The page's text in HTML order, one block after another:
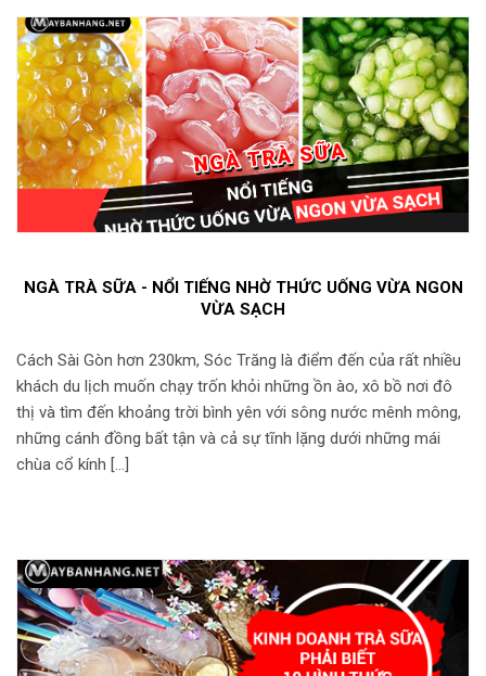
NGÀ TRÀ SỮA - NỔI TIẾNG NHỜ THỨC UỐNG VỪA NGON
VỪA SẠCH
Cách Sài Gòn hơn 230km, Sóc Trăng là điểm đến của rất nhiều
khách du lịch muốn chạy trốn khỏi những ồn ào, xô bồ nơi đô
thị và tìm đến khoảng trời bình yên với sông nước mênh mông,
những cánh đồng bất tận và cả sự tĩnh lặng dưới những mái
chùa cổ kính […]